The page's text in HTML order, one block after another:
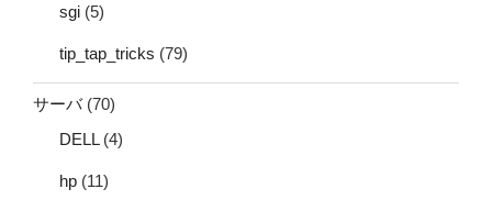
sgi (5)
tip_tap_tricks (79)
サーバ(70)
DELL(4)
hp (11)